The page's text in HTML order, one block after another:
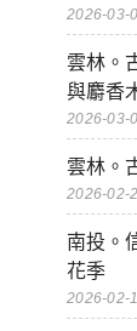
2026-03-
雲林。
與麝香
2026-03-
雲林。
2026-02-
南投。
花季
2026-02-